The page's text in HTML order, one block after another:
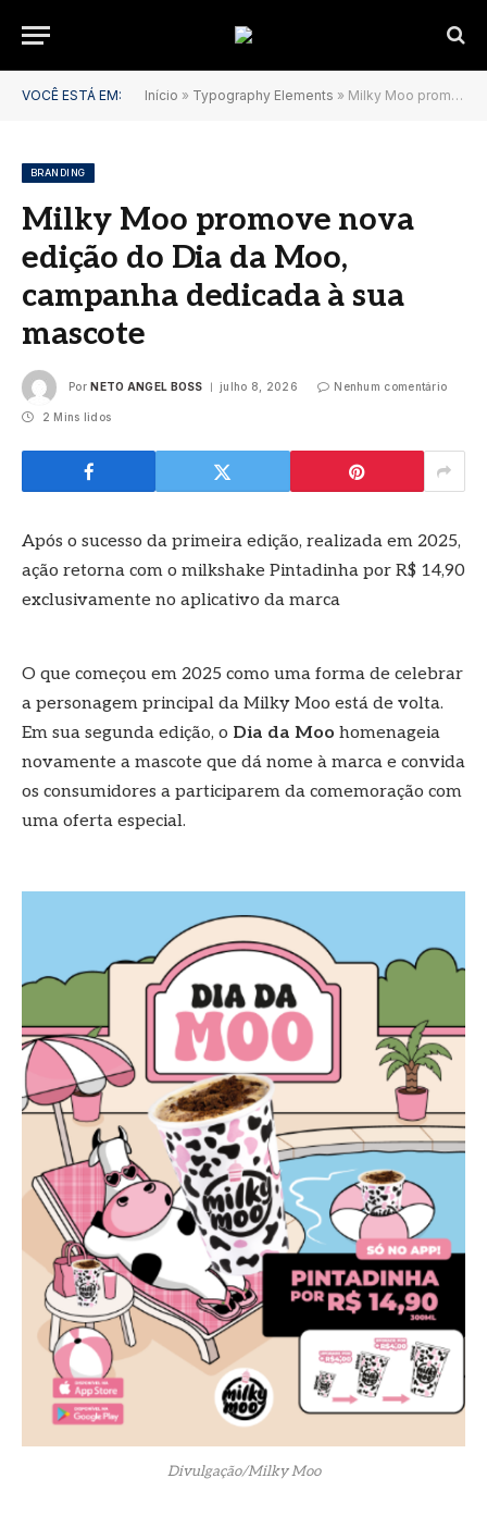
VOCÊ ESTÁ EM: Início » Typography Elements » Milky Moo promove nova edição do Dia da Moo, campanha dedicada à sua mascote
BRANDING
Milky Moo promove nova
edição do Dia da Moo,
campanha dedicada à sua
mascote
Por NETO ANGEL BOSS julho 8, 2026 Nenhum comentário
2 Mins lidos
Após o sucesso da primeira edição, realizada em 2025,
ação retorna com o milkshake Pintadinha por R$ 14,90
exclusivamente no aplicativo da marca
O que começou em 2025 como uma forma de celebrar
a personagem principal da Milky Moo está de volta.
Em sua segunda edição, o Dia da Moo homenageia
novamente a mascote que dá nome à marca e convida
os consumidores a participarem da comemoração com
uma oferta especial.
Divulgação/Milky Moo